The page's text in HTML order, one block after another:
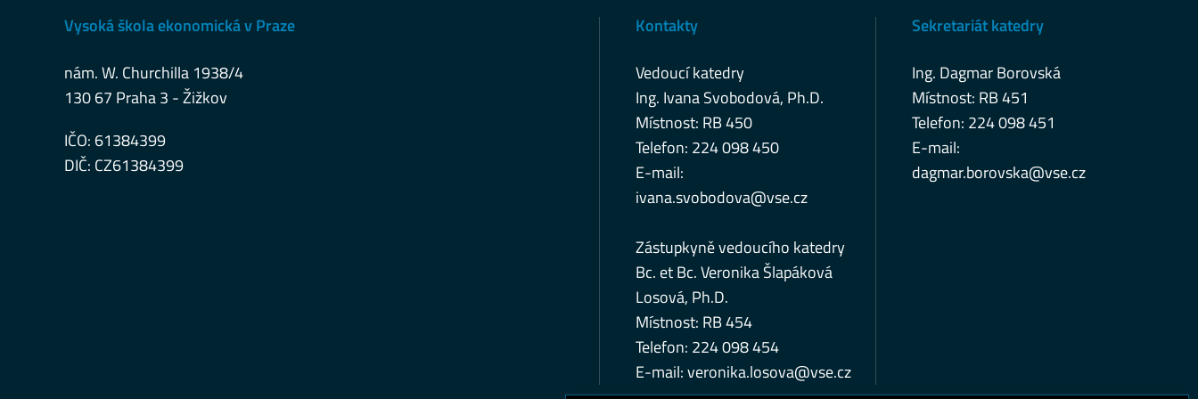
Vysoká škola ekonomická v Praze
nám. W. Churchilla 1938/4
130 67 Praha 3 - Žižkov
IČO: 61384399
DIČ: CZ61384399
Kontakty
Vedoucí katedry
Ing. Ivana Svobodová, Ph.D.
Místnost: RB 450
Telefon: 224 098 450
E-mail:
ivana.svobodova@vse.cz
Zástupkyně vedoucího katedry
Bc. et Bc. Veronika Šlapáková
Losová, Ph.D.
Místnost: RB 454
Telefon: 224 098 454
E-mail:veronika.losova@vse.cz
Sekretariát katedry
Ing. Dagmar Borovská
Místnost: RB 451
Telefon: 224 098 451
E-mail:
dagmar.borovska@vse.cz